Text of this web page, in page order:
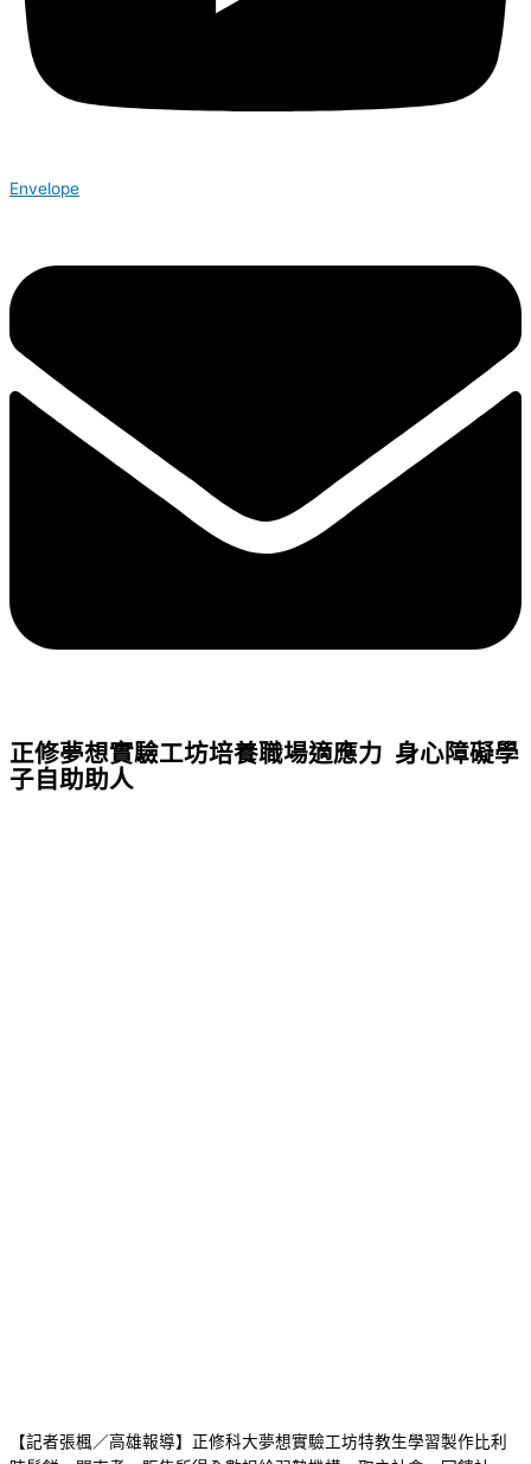
Envelope
正修夢想實驗工坊培養職場適應力 身心障礙學
子自助助人
【記者張楓／高雄報導】正修科大夢想實驗工坊特教生學習製作比利